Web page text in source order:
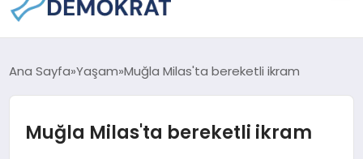
GÜNDEM
EKONOMI
Ana Sayfa Yaşam Muğla Milas'ta bereketli ikram
Muğla Milas'ta bereketli ikram